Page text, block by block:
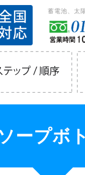
蓄電池、太
ープボ